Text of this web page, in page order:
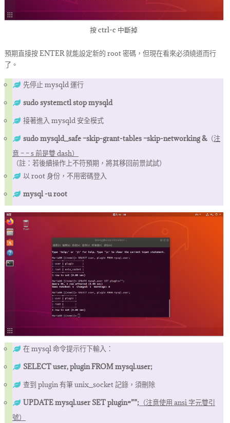
按 ctrl-c 中斷掉
預期直接按 ENTER 就能設定新的 root 密碼，但現在看來必須繞道而行
了。
先停止 mysqld 運行
sudo systemctl stop mysqld
接著進入 mysqld 安全模式
sudo mysqld_safe –skip-grant-tables –skip-networking &（注
意 – – s 前是雙 dash）
（註：若後續操作上不符預期，將其移回前景試試）
以 root 身份，不用密碼登入
mysql -u root
在 mysql 命令提示行下輸入：
SELECT user, plugin FROM mysql.user;
查到 plugin 有筆 unix_socket 記錄，須刪除
UPDATE mysql.user SET plugin=””; （注意使用 ansi 字元雙引
號）